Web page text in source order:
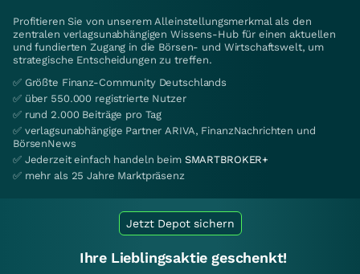
Profitieren Sie von unserem Alleinstellungsmerkmal als den
zentralen verlagsunabhängigen Wissens-Hub für einen aktuellen
und fundierten Zugang in die Börsen- und Wirtschaftswelt, um
strategische Entscheidungen zu treffen.
✅ Größte Finanz-Community Deutschlands
✅ über 550.000 registrierte Nutzer
✅ rund 2.000 Beiträge pro Tag
✅ verlagsunabhängige Partner ARIVA, FinanzNachrichten und
BörsenNews
✅ Jederzeit einfach handeln beim SMARTBROKER+
✅ mehr als 25 Jahre Marktpräsenz
Jetzt Depot sichern
Ihre Lieblingsaktie geschenkt!